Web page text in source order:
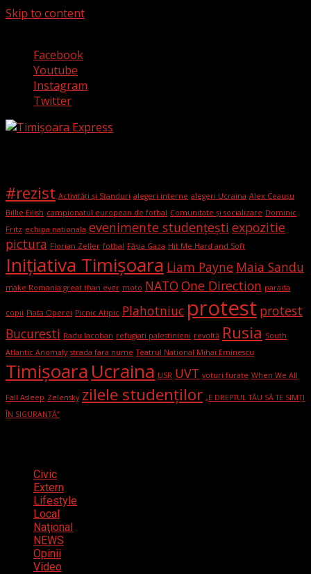
Skip to content
Facebook
Youtube
Instagram
Twitter
#rezist Activități și Standuri alegeri interne alegeri Ucraina Alex Ceaușu
Billie Eilish campionatul european de fotbal Comunitate și socializare Dominic
Fritz echipa nationala evenimente studențești expozitie
pictura Florian Zeller fotbal Fâșia Gaza Hit Me Hard and Soft
Iniţiativa Timişoara Liam Payne Maia Sandu
make Romania great than ever moto NATOOne Direction parada
copii Piata Operei Picnic Atipic Plahotniuc protest protest
Bucuresti Radu Iacoban refugiati palestinieni revoltă Rusia South
Atlantic Anomaly strada fara nume Teatrul National Mihai Eminescu
TimișoaraUcraina USR UVT voturi furate When We All
Fall Asleep Zelensky zilele studenților „E DREPTUL TĂU SĂ TE SIMȚI
ÎN SIGURANȚĂ”
Civic
Extern
Lifestyle
Local
Naţional
NEWS
Opinii
Video